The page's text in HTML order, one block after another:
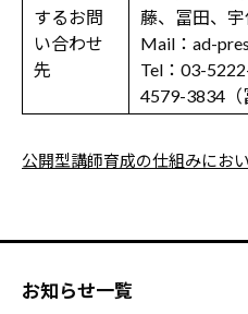
するお問
い合わせ
先
藤、冨田、
Mail：ad-
Tel：03-
4579-3834（
公開型講師育成の仕組みにお
お知らせ一覧